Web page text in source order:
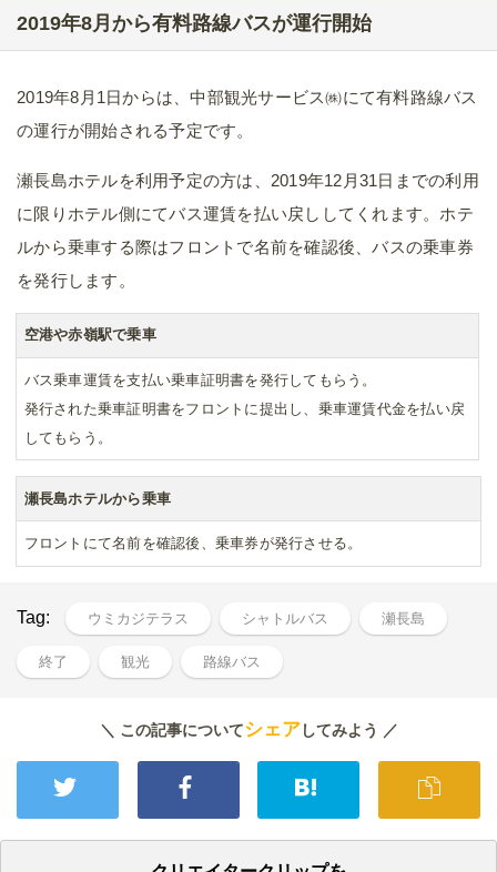
2019年8月から有料路線バスが運行開始
2019年8月1日からは、中部観光サービス㈱にて有料路線バス
の運行が開始される予定です。
瀬長島ホテルを利用予定の方は、2019年12月31日までの利用
に限りホテル側にてバス運賃を払い戻ししてくれます。ホテ
ルから乗車する際はフロントで名前を確認後、バスの乗車券
を発行します。
空港や赤嶺駅で乗車
バス乗車運賃を支払い乗車証明書を発行してもらう。
発行された乗車証明書をフロントに提出し、乗車運賃代金を払い戻
してもらう。
瀬長島ホテルから乗車
フロントにて名前を確認後、乗車券が発行させる。
Tag: ウミカジテラス シャトルバス 瀬長島
終了 観光 路線バス
＼ この記事についてシェアしてみよう ／